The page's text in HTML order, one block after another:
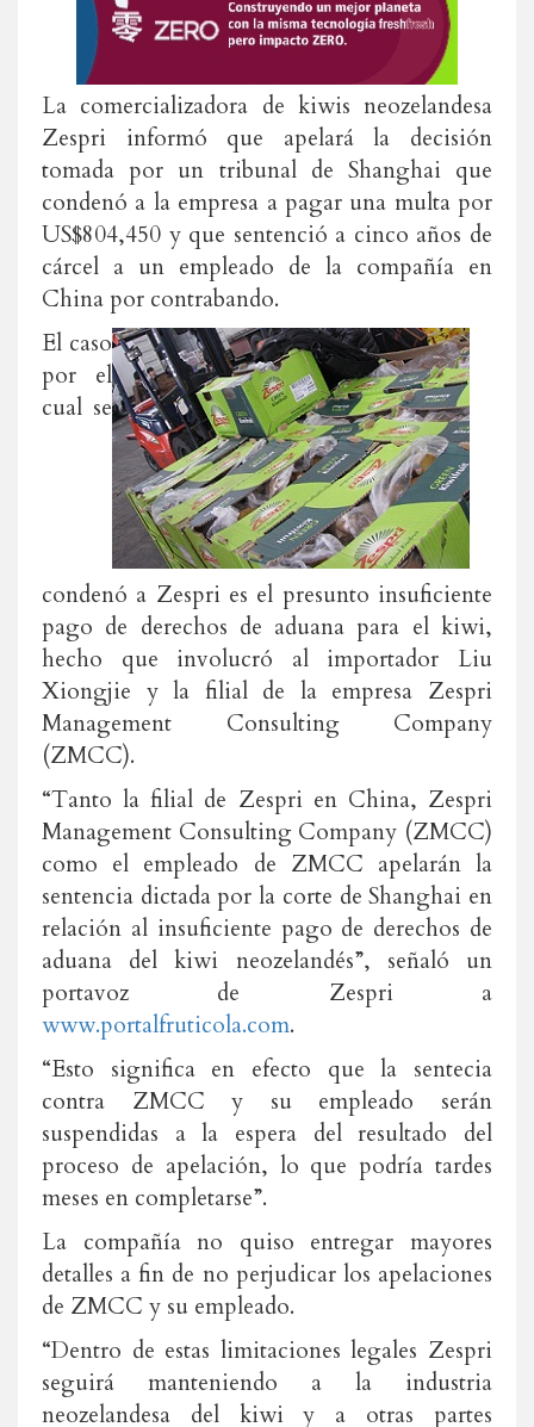
La comercializadora de kiwis neozelandesa
Zespri informó que apelará la decisión
tomada por un tribunal de Shanghai que
condenó a la empresa a pagar una multa por
US$804,450 y que sentenció a cinco años de
cárcel a un empleado de la compañía en
China por contrabando.
El caso
por el
cual se
condenó a Zespri es el presunto insuficiente
pago de derechos de aduana para el kiwi,
hecho que involucró al importador Liu
Xiongjie y la filial de la empresa Zespri
Management Consulting Company
(ZMCC).
“Tanto la filial de Zespri en China, Zespri
Management Consulting Company (ZMCC)
como el empleado de ZMCC apelarán la
sentencia dictada por la corte de Shanghai en
relación al insuficiente pago de derechos de
aduana del kiwi neozelandés”, señaló un
portavoz de Zespri a
www.portalfruticola.com.
“Esto significa en efecto que la sentecia
contra ZMCC y su empleado serán
suspendidas a la espera del resultado del
proceso de apelación, lo que podría tardes
meses en completarse”.
La compañía no quiso entregar mayores
detalles a fin de no perjudicar los apelaciones
de ZMCC y su empleado.
“Dentro de estas limitaciones legales Zespri
seguirá manteniendo a la industria
neozelandesa del kiwi y a otras partes